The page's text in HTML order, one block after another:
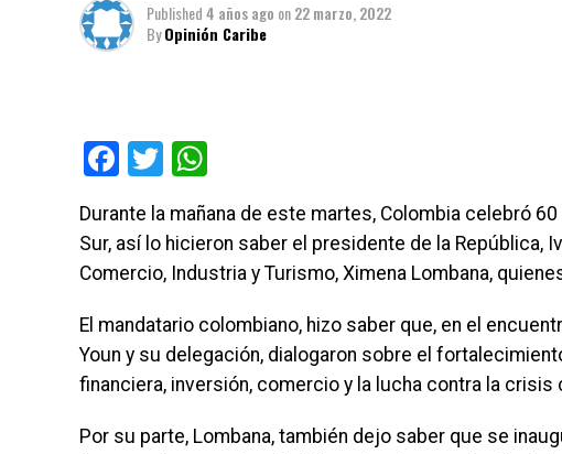
Published4 años ago on22 marzo, 2022
ByOpinión Caribe
Facebook
Twitter
Durante la mañana de este martes, Colombia celebró
Sur, así lo hicieron saber el presidente de la República,
Comercio, Industria y Turismo, Ximena Lombana,
El mandatario colombiano, hizo saber que, en el
Youn y su delegación, dialogaron sobre el
financiera, inversión, comercio y la lucha contra la crisis
Por su parte, Lombana, también dejo saber que se